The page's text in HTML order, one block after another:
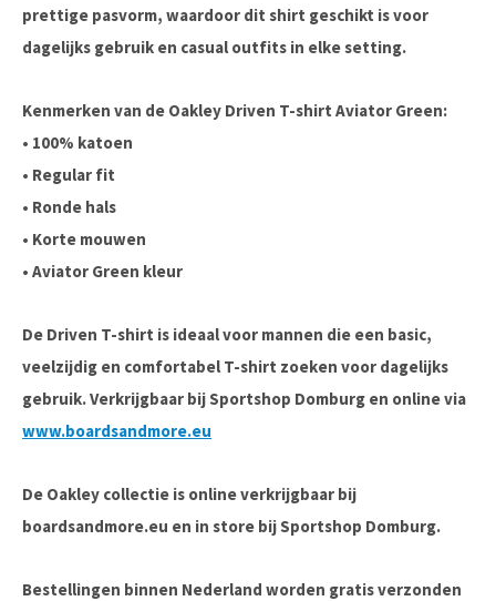
prettige pasvorm, waardoor dit shirt geschikt is voor
dagelijks gebruik en casual outfits in elke setting.
Kenmerken van de Oakley Driven T-shirt Aviator Green:
• 100% katoen
• Regular fit
• Ronde hals
• Korte mouwen
• Aviator Green kleur
De Driven T-shirt is ideaal voor mannen die een basic,
veelzijdig en comfortabel T-shirt zoeken voor dagelijks
gebruik. Verkrijgbaar bij Sportshop Domburg en online via
www.boardsandmore.eu
De Oakley collectie is online verkrijgbaar bij
boardsandmore.eu en in store bij Sportshop Domburg.
Bestellingen binnen Nederland worden gratis verzonden